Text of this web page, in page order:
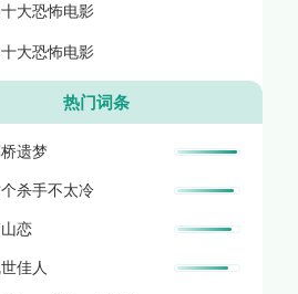
大恐怖电影
大恐怖电影
热门词条
遗梦
杀手不太冷
恋
佳人